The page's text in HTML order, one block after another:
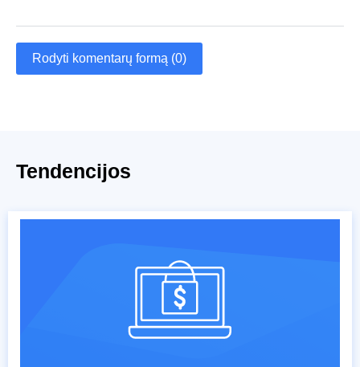
Rodyti komentarų formą (0)
Tendencijos